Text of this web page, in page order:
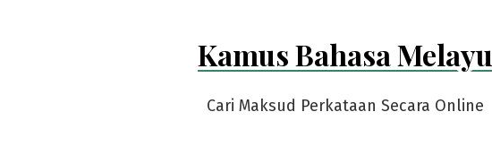
Kamus Bahasa Melayu
Cari Maksud Perkataan Secara Online